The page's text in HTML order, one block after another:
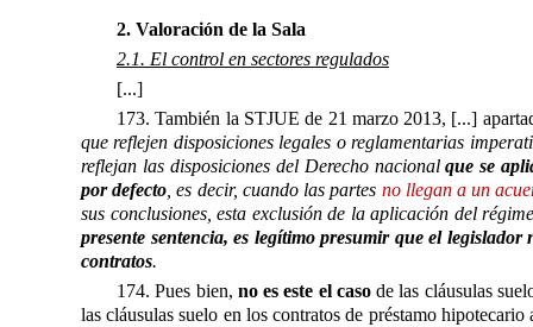
2. Valoración de la Sala
2.1. El control en sectores regulados
[...]
173. También la STJUE de 21 marzo 2013, [...]
que reflejen disposiciones legales o reglamentarias
reflejan las disposiciones del Derecho nacionalque se
por defecto, es decir, cuando las partes no llegan a un
sus conclusiones, esta exclusión de la aplicación del
presente sentencia, es legítimo presumir que el
contratos.
174. Pues bien, no es este el casode las cláusulas
las cláusulas suelo en los contratos de préstamo